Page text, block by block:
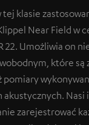
tej klasie
Near Field w
22. Umożliwia on
które są
pomiary
akustycznych. Nasi
zarejestrować